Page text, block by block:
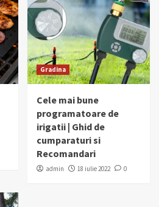
Gradina
Cele mai bune
programatoare de
irigatii | Ghid de
cumparaturi si
Recomandari
admin 18 iulie 2022 0